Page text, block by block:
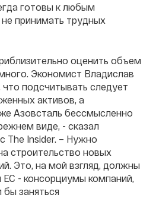
готовы к любым
принимать трудных
оценить объем
Экономист Владислав
подсчитывать следует
активов, а
Азовсталь бессмысленно
виде, - сказал
The Insider. – Нужно
строительство новых
Это, на мой взгляд, должны
ЕС - консорциумы компаний,
заняться